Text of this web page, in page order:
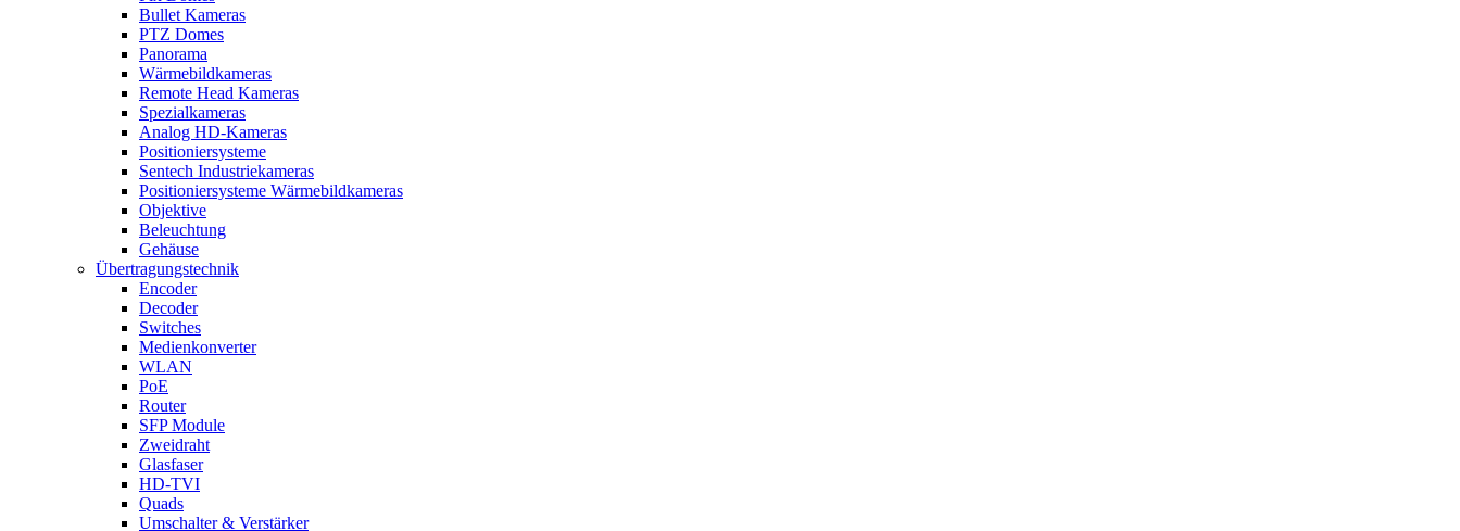
Bullet Kameras
PTZ Domes
Panorama
Wärmebildkameras
Remote Head Kameras
Spezialkameras
Analog HD-Kameras
Positioniersysteme
Sentech Industriekameras
Positioniersysteme Wärmebildkameras
Objektive
Beleuchtung
Gehäuse
Übertragungstechnik
Encoder
Decoder
Switches
Medienkonverter
WLAN
PoE
Router
SFP Module
Zweidraht
Glasfaser
HD-TVI
Quads
Umschalter & Verstärker